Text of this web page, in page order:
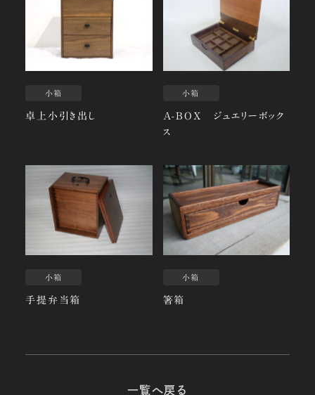
小箱
卓上小引き出し
小箱
A-BOX ジュエリーボック
ス
小箱
手提弁当箱
小箱
箸箱
一覧へ戻る